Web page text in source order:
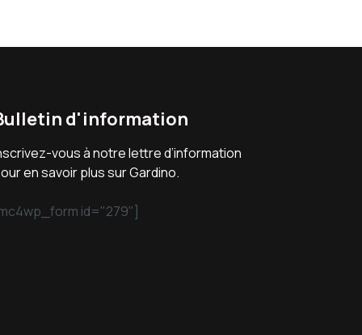
d'information
vous à notre lettre d’information
en savoir plus sur Gardino.
id="279"]